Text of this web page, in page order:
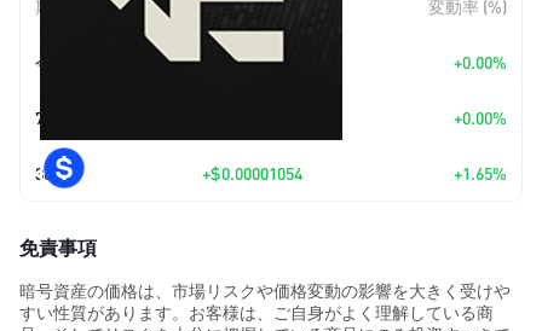
期間 金額変動 変動率 (%)
今日 $0.00 +0.00%
7日 +0.00%
30日 +$0.00001054 +1.65%
免責事項
暗号資産の価格は、市場リスクや価格変動の影響を大きく受けや
すい性質があります。お客様は、ご自身がよく理解している商